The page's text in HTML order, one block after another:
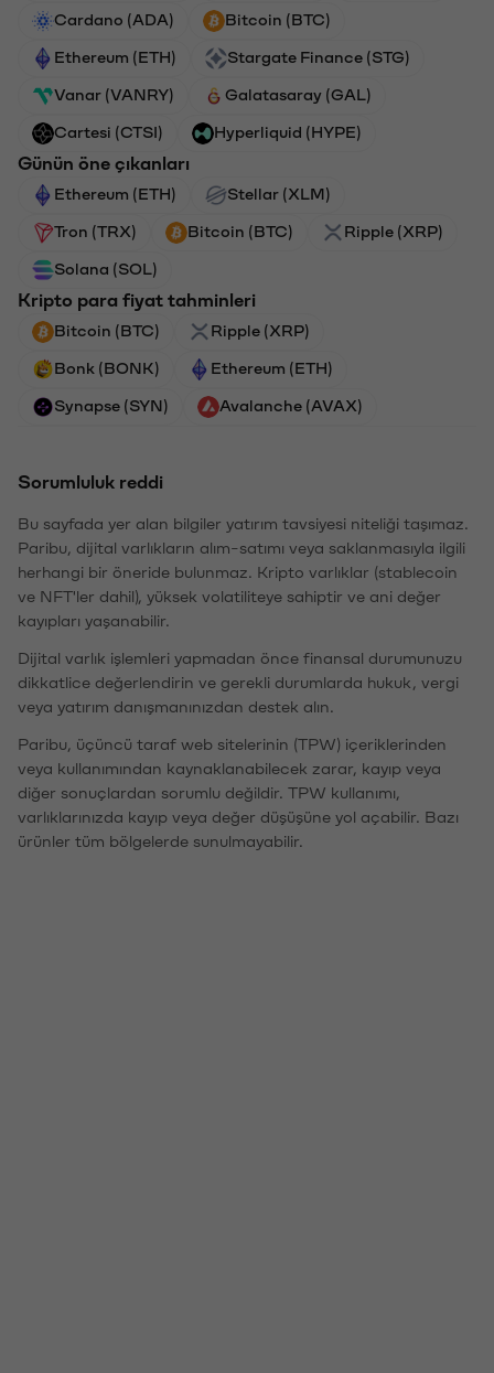
Cardano (ADA) Bitcoin (BTC)
Ethereum (ETH) Stargate Finance (STG)
Vanar (VANRY) Galatasaray (GAL)
Cartesi (CTSI) Hyperliquid (HYPE)
Günün öne çıkanları
Ethereum (ETH) Stellar (XLM)
Tron (TRX) Bitcoin (BTC) Ripple (XRP)
Solana (SOL)
Kripto para fiyat tahminleri
Bitcoin (BTC) Ripple (XRP)
Bonk (BONK) Ethereum (ETH)
Synapse (SYN) Avalanche (AVAX)
Sorumluluk reddi
Bu sayfada yer alan bilgiler yatırım tavsiyesi niteliği taşımaz.
Paribu, dijital varlıkların alım-satımı veya saklanmasıyla ilgili
herhangi bir öneride bulunmaz. Kripto varlıklar (stablecoin
ve NFT'ler dahil), yüksek volatiliteye sahiptir ve ani değer
kayıpları yaşanabilir.
Dijital varlık işlemleri yapmadan önce finansal durumunuzu
dikkatlice değerlendirin ve gerekli durumlarda hukuk, vergi
veya yatırım danışmanınızdan destek alın.
Paribu, üçüncü taraf web sitelerinin (TPW) içeriklerinden
veya kullanımından kaynaklanabilecek zarar, kayıp veya
diğer sonuçlardan sorumlu değildir. TPW kullanımı,
varlıklarınızda kayıp veya değer düşüşüne yol açabilir. Bazı
ürünler tüm bölgelerde sunulmayabilir.